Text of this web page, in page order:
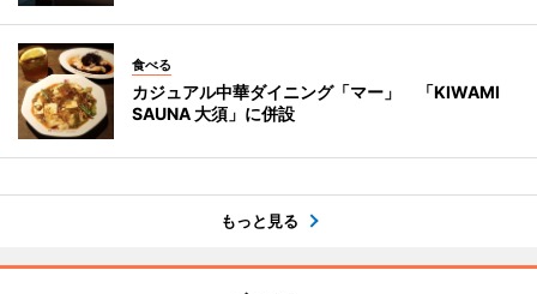
食べる
カジュアル中華ダイニング「マー」 「KIWAMI
SAUNA 大須」に併設
もっと見る